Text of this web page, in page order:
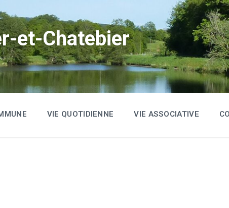
et-Chatebier
VIE QUOTIDIENNE VIE ASSOCIATIVE